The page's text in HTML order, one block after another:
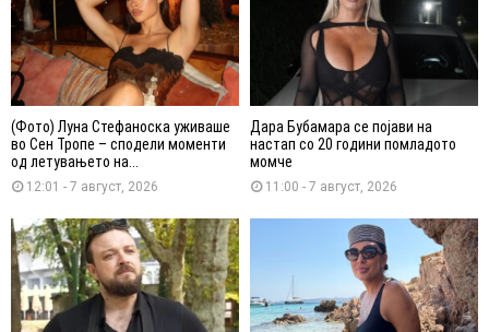
(Фото) Луна Стефаноска уживаше
во Сен Тропе – сподели моменти
од летувањето на...
12:01 - 7 август, 2026
Дара Бубамара се појави на
настап со 20 години помладото
момче
11:00 - 7 август, 2026